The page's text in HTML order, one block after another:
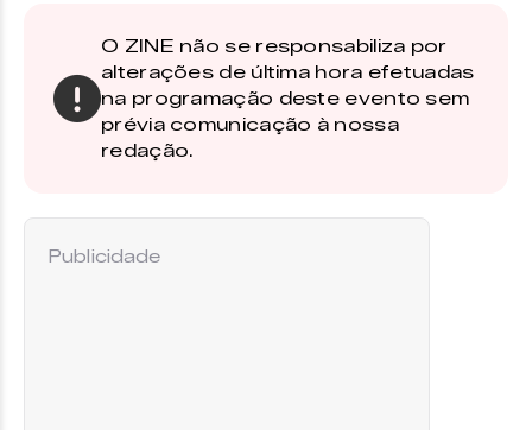
O ZINE não se responsabiliza por
alterações de última hora efetuadas
na programação deste evento sem
prévia comunicação à nossa
redação.
Publicidade